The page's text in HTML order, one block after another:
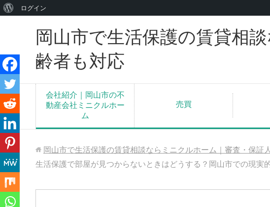
岡山市で生活保護の賃貸相
齢者も対応
会社紹介｜岡山市の不
動産会社ミニクルホー
ム
売買
岡山市で生活保護の賃貸相談ならミニクルホーム｜審査・保証
生活保護で部屋が見つからないときはどうする？岡山市での現実
WordPress
い
て
ログイン